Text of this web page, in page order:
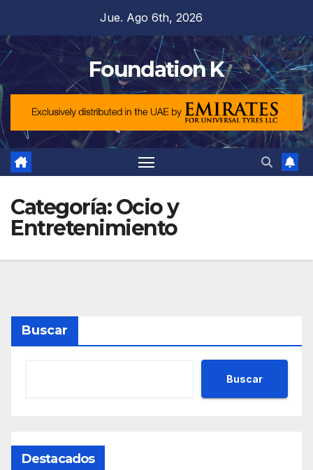
contenido
Jue. Ago 6th, 2026
Foundation K
Categoría:Ocio y
Entretenimiento
Buscar
Buscar
Destacados